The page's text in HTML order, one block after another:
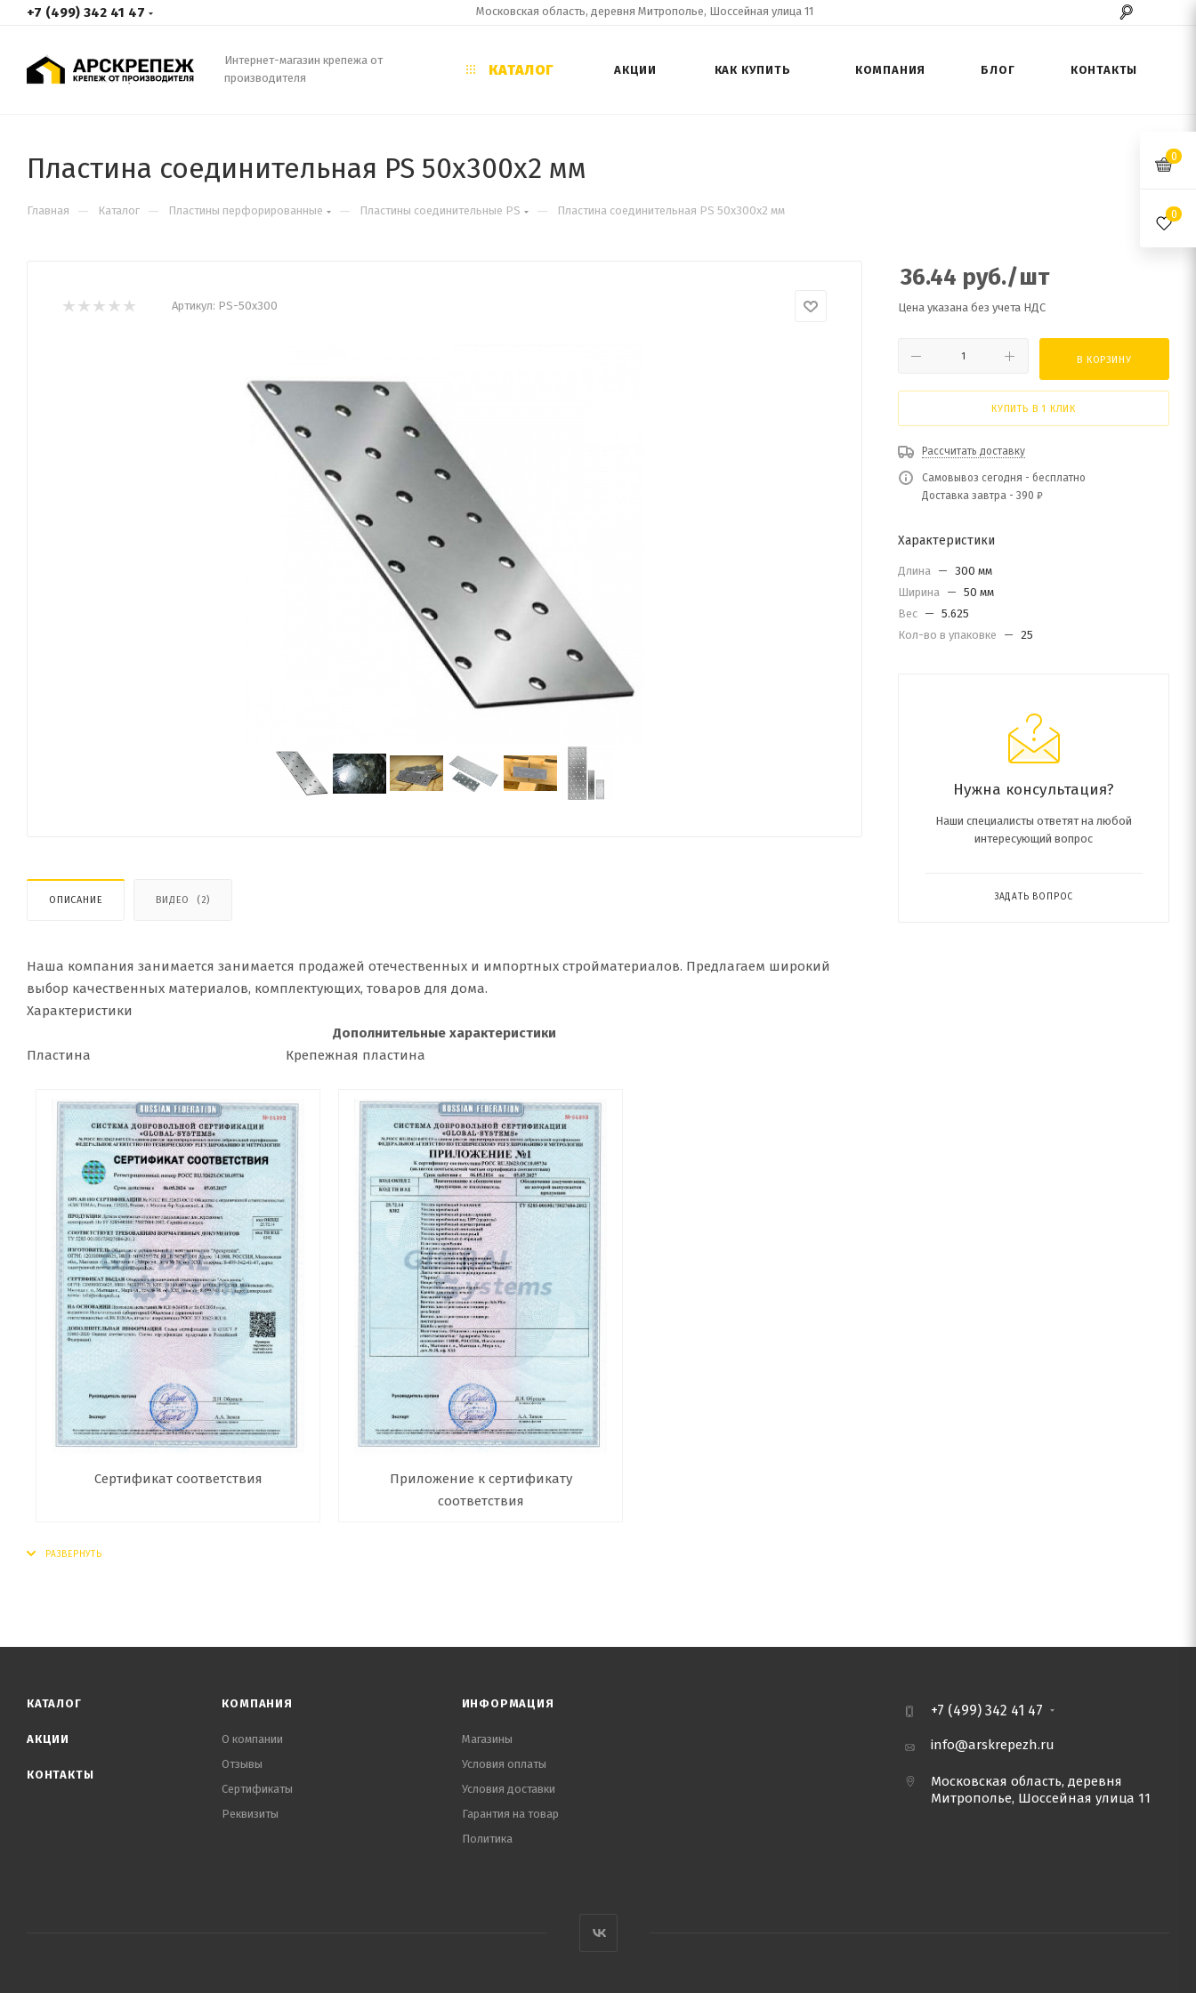
+7 (499) 342 41 47 Московская область, деревня Митрополье, Шоссейная улица 11
Интернет-магазин крепежа от
производителя
КАТАЛОГ АКЦИИ КАК КУПИТЬ КОМПАНИЯ БЛОГ КОНТАКТЫ
Пластина соединительная PS 50х300х2 мм
Главная — Каталог — Пластины перфорированные — Пластины соединительные PS — Пластина соединительная PS 50х300х2 мм
Артикул: PS-50х300
ОПИСАНИЕ ВИДЕО (2)
Наша компания занимается занимается продажей отечественных и импортных стройматериалов. Предлагаем широкий
выбор качественных материалов, комплектующих, товаров для дома.
Характеристики
Дополнительные характеристики
Пластина
Крепежная пластина
Сертификат соответствия
Приложение к сертификату
соответствия
36.44 руб./шт
Цена указана без учета НДС
В КОРЗИНУ
КУПИТЬ В 1 КЛИК
Рассчитать доставку
Самовывоз сегодня - бесплатно
Доставка завтра - 390 ₽
Характеристики
Длина — 300 мм
Ширина — 50 мм
Вес — 5.625
Кол-во в упаковке
— 25
Нужна консультация?
Наши специалисты ответят на любой
интересующий вопрос
ЗАДАТЬ ВОПРОС
КАТАЛОГ
АКЦИИ
КОНТАКТЫ
КОМПАНИЯ
О компании
Отзывы
Сертификаты
Реквизиты
ИНФОРМАЦИЯ
Магазины
Условия оплаты
Условия доставки
Гарантия на товар
Политика
+7 (499) 342 41 47
info@arskrepezh.ru
Московская область, деревня
Митрополье, Шоссейная улица 11
0
0